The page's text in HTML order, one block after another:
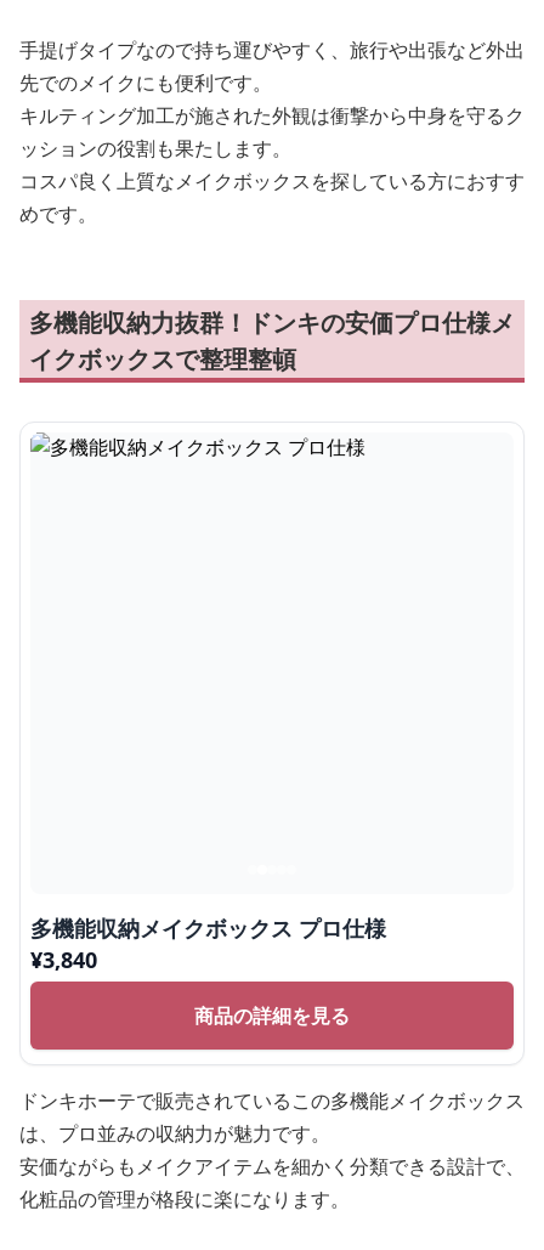
手提げタイプなので持ち運びやすく、旅行や出張など外出
先でのメイクにも便利です。
キルティング加工が施された外観は衝撃から中身を守るク
ッションの役割も果たします。
コスパ良く上質なメイクボックスを探している方におすす
めです。
多機能収納力抜群！ドンキの安価プロ仕様メ
イクボックスで整理整頓
多機能収納メイクボックス プロ仕様
¥3,840
商品の詳細を見る
ドンキホーテで販売されているこの多機能メイクボックス
は、プロ並みの収納力が魅力です。
安価ながらもメイクアイテムを細かく分類できる設計で、
化粧品の管理が格段に楽になります。